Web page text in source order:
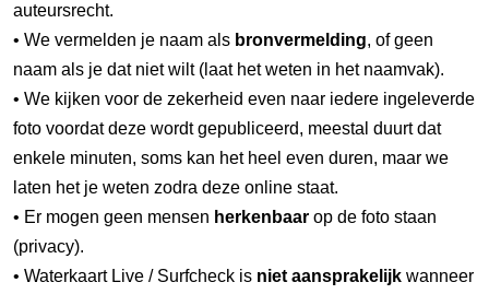
auteursrecht.
• We vermelden je naam als bronvermelding, of geen
naam als je dat niet wilt (laat het weten in het naamvak).
• We kijken voor de zekerheid even naar iedere ingeleverde
foto voordat deze wordt gepubliceerd, meestal duurt dat
enkele minuten, soms kan het heel even duren, maar we
laten het je weten zodra deze online staat.
• Er mogen geen mensen herkenbaar op de foto staan
(privacy).
• Waterkaart Live / Surfcheck is niet aansprakelijk wanneer